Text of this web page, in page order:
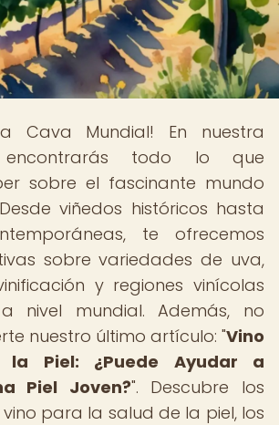
a Cava Mundial! En nuestra
encontrarás todo lo que
sobre el fascinante mundo
viñedos históricos hasta
te ofrecemos
sobre variedades de uva,
y regiones vinícolas
nivel mundial. Además, no
nuestro último artículo: "Vino
Piel: ¿Puede Ayudar a
Piel Joven?". Descubre los
para la salud de la piel, los